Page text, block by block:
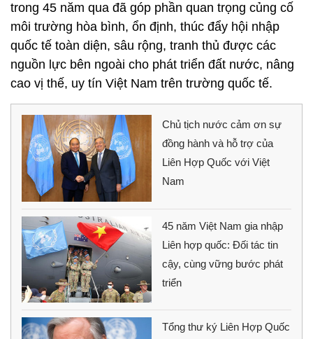
trong 45 năm qua đã góp phần quan trọng củng cố
môi trường hòa bình, ổn định, thúc đẩy hội nhập
quốc tế toàn diện, sâu rộng, tranh thủ được các
nguồn lực bên ngoài cho phát triển đất nước, nâng
cao vị thế, uy tín Việt Nam trên trường quốc tế.
Chủ tịch nước cảm ơn sự
đồng hành và hỗ trợ của
Liên Hợp Quốc với Việt
Nam
45 năm Việt Nam gia nhập
Liên hợp quốc: Đối tác tin
cậy, cùng vững bước phát
triển
Tổng thư ký Liên Hợp Quốc